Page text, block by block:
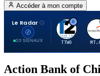
Accéder à mon compte
Le Radar
20 SIGNAUX
T
TTWO
A
Action Bank of